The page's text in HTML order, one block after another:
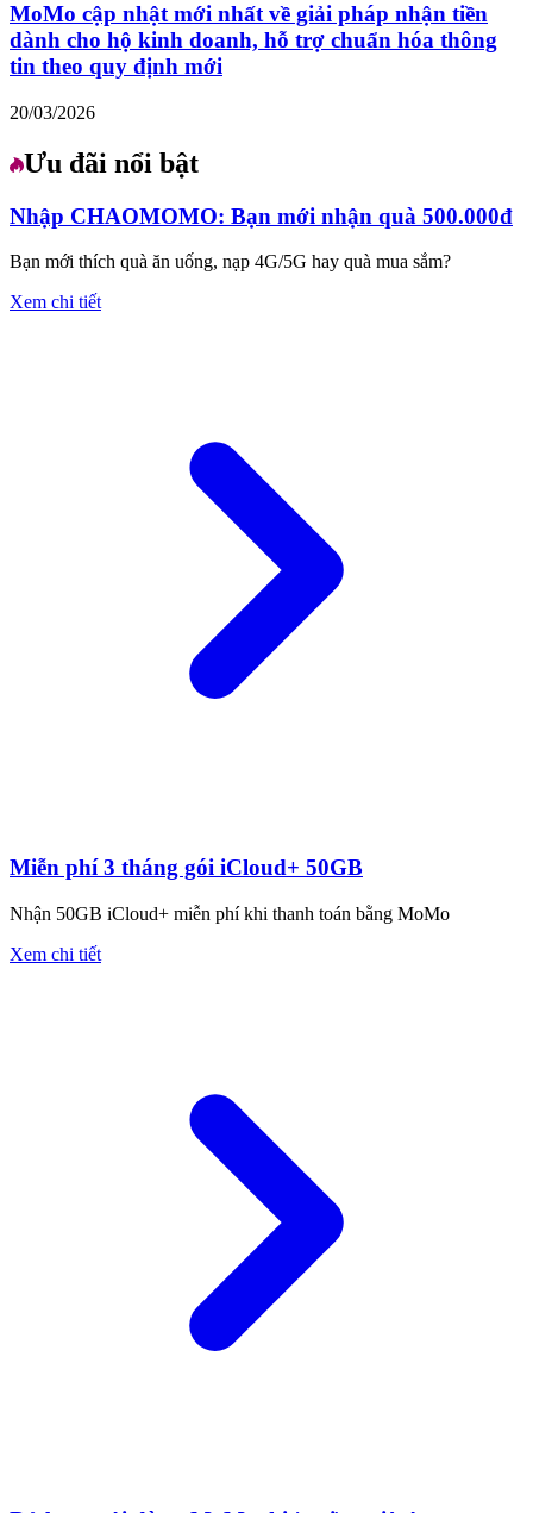
MoMo cập nhật mới nhất về giải pháp nhận tiền
dành cho hộ kinh doanh, hỗ trợ chuẩn hóa thông
tin theo quy định mới
20/03/2026
Ưu đãi nổi bật
Nhập CHAOMOMO: Bạn mới nhận quà 500.000đ
Bạn mới thích quà ăn uống, nạp 4G/5G hay quà mua sắm?
Xem chi tiết
Miễn phí 3 tháng gói iCloud+ 50GB
Nhận 50GB iCloud+ miễn phí khi thanh toán bằng MoMo
Xem chi tiết